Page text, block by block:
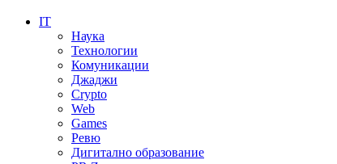
IT
Наука
Технологии
Комуникации
Джаджи
Crypto
Web
Games
Ревю
Дигитално образование